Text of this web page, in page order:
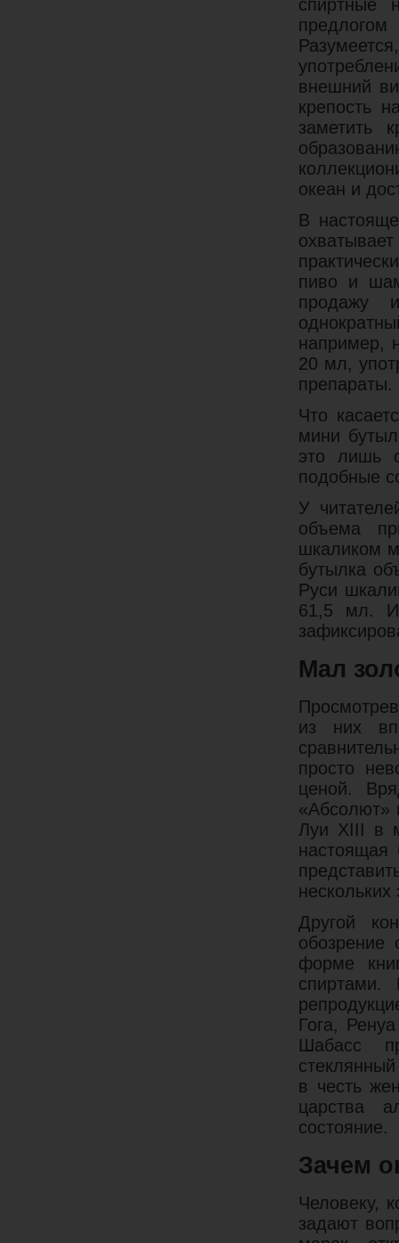
спиртные
внешний
крепость
заметить
океан и
В
пиво и
продажу
например,
20 мл,
препараты.
Что
мини
это лишь
подобные
У
объема
шкаликом
бутылка
Руси
61,5 мл.
Мал
из них
просто
ценой.
«Абсолют»
Луи XIII в
настоящая
Другой
форме
спиртами.
Гога,
Шабасс
в честь
царства
состояние.
Зачем
Человеку,
задают